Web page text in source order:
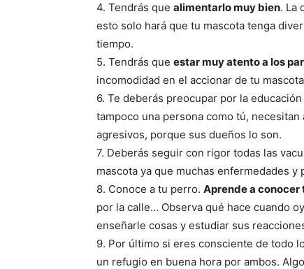
4. Tendrás que alimentarlo muy bien. La
esto solo hará que tu mascota tenga
tiempo.
5. Tendrás que estar muy atento a los
incomodidad en el accionar de tu
6. Te deberás preocupar por la
tampoco una persona como tú,
agresivos, porque sus dueños lo son.
7. Deberás seguir con rigor todas las
mascota ya que muchas enfermedades
8. Conoce a tu perro. Aprende a conocer
por la calle… Observa qué hace cuando
enseñarle cosas y estudiar sus
9. Por último si eres consciente de todo
un refugio en buena hora por ambos.